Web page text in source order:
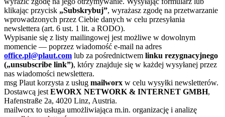
klikając przycisk „Subskrybuj”, wyrażasz zgodę na przetwarzanie
wprowadzonych przez Ciebie danych w celu przesyłania
newslettera (art. 6 ust. 1 lit. a RODO).
Wypisanie się z listy mailingowej jest możliwe w dowolnym
momencie — poprzez wiadomość e-mail na adres
office.pl@plaut.com lub za pośrednictwem linku rezygnacyjnego
(„unsubscribe link”), który znajduje się w każdej wysyłanej przez
nas wiadomości newslettera.
msg Plaut korzysta z usług mailworx w celu wysyłki newsletterów.
Dostawcą jest EWORX NETWORK & INTERNET GMBH,
Hafenstraße 2a, 4020 Linz, Austria.
mailworx to usługa umożliwiająca m.in. organizację i analizę